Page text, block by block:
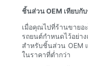
ชิ้นส่วน OEM เทียบกั
เมื่อคุณไปที่ร้านขายอ
รถยนต์กำหนดไว้อย่
สำหรับชิ้นส่วน OEM
ในราคาที่ต่ำกว่า